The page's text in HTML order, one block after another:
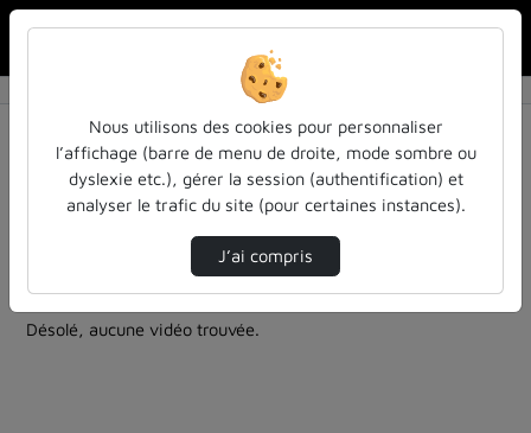
Résultats de la recherche
Filtres actifs (cliquer pour en retirer) :
colloques-et-conferences
cycle-sciences-et-societe
cycle-sciences-et-societe
0 vidéo trouvée
Désolé, aucune vidéo trouvée.
Nous utilisons des cookies pour personnaliser
l’affichage (barre de menu de droite, mode sombre ou
dyslexie etc.), gérer la session (authentification) et
analyser le trafic du site (pour certaines instances).
J’ai compris